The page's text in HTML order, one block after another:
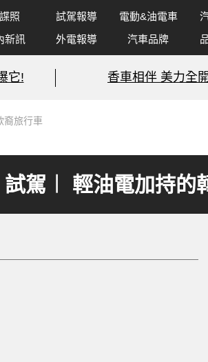
照 試駕報導 電動&油電車
新訊 外電報導 汽車品牌
它! 香車相伴 美力全開
裔旅行車
駕︱ 輕油電加持的